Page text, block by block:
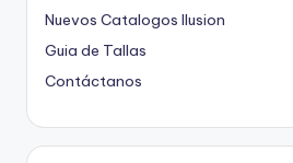
Nuevos Catalogos Ilusion
Guia de Tallas
Contáctanos